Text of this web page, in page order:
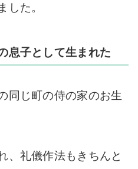
した。
息子として生まれた
同じ町の侍の家のお生
、礼儀作法もきちんと